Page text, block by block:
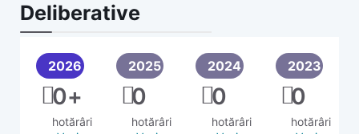
Deliberative
2026
hotărâri
0+
2025
hotărâri
0
2024
hotărâri
0
2023
hotărâri
0